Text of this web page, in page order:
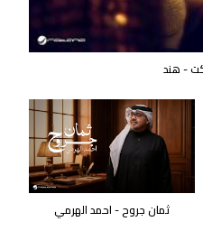
- هند
ثمان جروح - احمد الهرمي